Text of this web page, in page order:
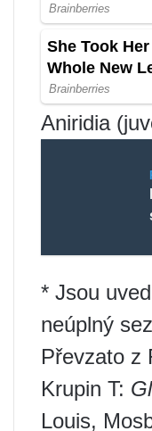
Aniridia
* Jsou
neúplný
Převzato z
Krupin T:
Louis,